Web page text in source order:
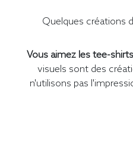
Quelques créations
Vous aimez les tee-
visuels sont des
n'utilisons pas